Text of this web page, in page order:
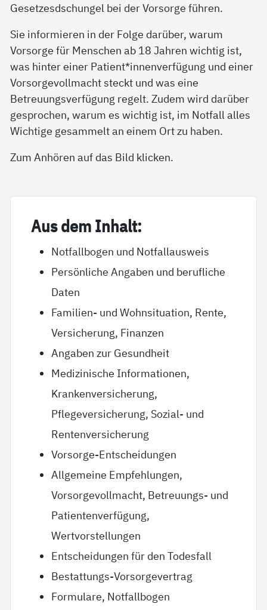
Gesetzesdschungel bei der Vorsorge führen.
Sie informieren in der Folge darüber, warum
Vorsorge für Menschen ab 18 Jahren wichtig ist,
was hinter einer Patient*innenverfügung und einer
Vorsorgevollmacht steckt und was eine
Betreuungsverfügung regelt. Zudem wird darüber
gesprochen, warum es wichtig ist, im Notfall alles
Wichtige gesammelt an einem Ort zu haben.
Zum Anhören auf das Bild klicken.
Aus dem In­halt:
Notfallbogen und Notfallausweis
Persönliche Angaben und berufliche
Daten
Familien- und Wohnsituation, Rente,
Versicherung, Finanzen
Angaben zur Gesundheit
Medizinische Informationen,
Krankenversicherung,
Pflegeversicherung, Sozial- und
Rentenversicherung
Vorsorge-Entscheidungen
Allgemeine Empfehlungen,
Vorsorgevollmacht, Betreuungs- und
Patientenverfügung,
Wertvorstellungen
Entscheidungen für den Todesfall
Bestattungs-Vorsorgevertrag
Formulare, Notfallbogen